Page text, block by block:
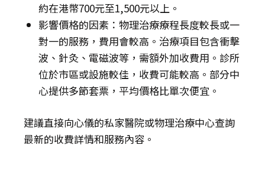
約在港幣700元至1,500元以上。
影響價格的因素：物理治療療程長度較長或一
對一的服務，費用會較高。治療項目包含衝擊
波、針灸、電磁波等，需額外加收費用。診所
位於市區或設施較佳，收費可能較高。部分中
心提供多節套票，平均價格比單次便宜。
建議直接向心儀的私家醫院或物理治療中心查詢
最新的收費詳情和服務內容。